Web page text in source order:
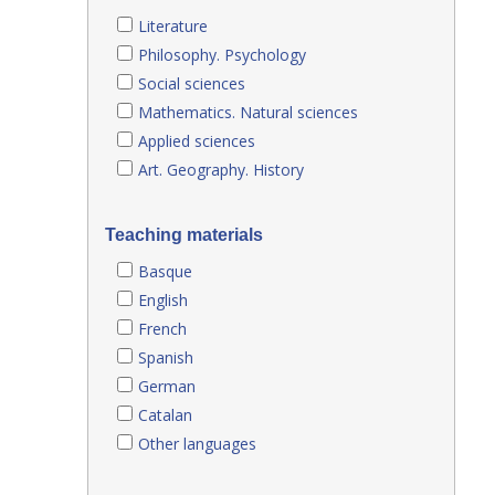
Literature
Philosophy. Psychology
Social sciences
Mathematics. Natural sciences
Applied sciences
Art. Geography. History
Teaching materials
Basque
English
French
Spanish
German
Catalan
Other languages